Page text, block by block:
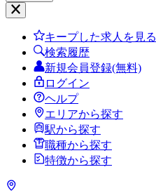
キープした求人を見る
検索履歴
新規会員登録(無料)
ログイン
ヘルプ
エリアから探す
駅から探す
職種から探す
特徴から探す